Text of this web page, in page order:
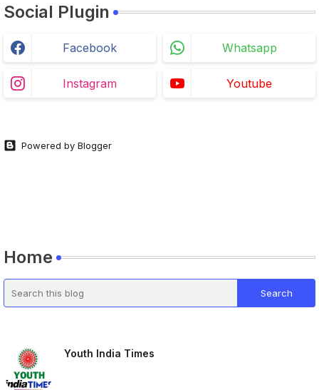
Social Plugin
Facebook Whatsapp
Instagram Youtube
Powered by Blogger
Home
Youth India Times